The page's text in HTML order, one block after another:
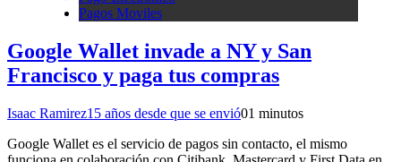
Pagos Moviles
Google Wallet invade a NY y San
Francisco y paga tus compras
Isaac Ramirez15 años desde que se envió01 minutos
Google Wallet es el servicio de pagos sin contacto, el mismo